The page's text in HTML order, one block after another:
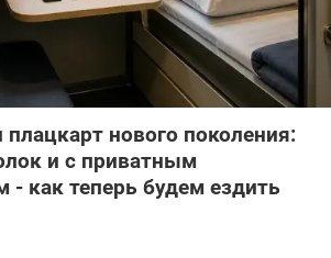
нового поколения:
и с приватным
- как теперь будем ездить